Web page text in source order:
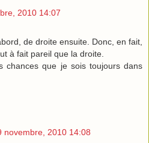
2010 14:07
de droite ensuite. Donc, en fait,
à fait pareil que la droite.
chances que je sois toujours dans
novembre, 2010 14:08